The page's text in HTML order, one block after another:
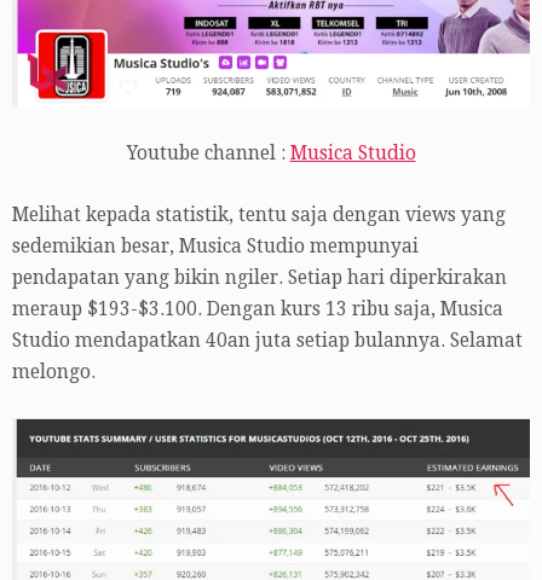
Youtube channel : Musica Studio
Melihat kepada statistik, tentu saja dengan views yang
sedemikian besar, Musica Studio mempunyai
pendapatan yang bikin ngiler. Setiap hari diperkirakan
meraup $193-$3.100. Dengan kurs 13 ribu saja, Musica
Studio mendapatkan 40an juta setiap bulannya. Selamat
melongo.